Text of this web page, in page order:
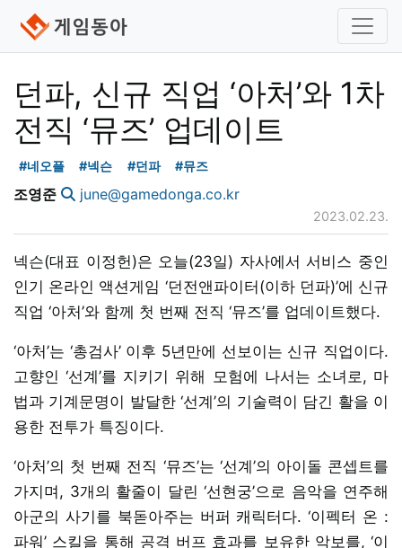
던파, 신규 직업 ‘아처’와 1차
전직 ‘뮤즈’ 업데이트
#네오플 #넥슨 #던파 #뮤즈
조영준 june@gamedonga.co.kr
2023.02.23.
넥슨(대표 이정헌)은 오늘(23일) 자사에서 서비스 중인
인기 온라인 액션게임 ‘던전앤파이터(이하 던파)’에 신규
직업 ‘아처’와 함께 첫 번째 전직 ‘뮤즈’를 업데이트했다.
‘아처’는 ‘총검사’ 이후 5년만에 선보이는 신규 직업이다.
고향인 ‘선계’를 지키기 위해 모험에 나서는 소녀로, 마
법과 기계문명이 발달한 ‘선계’의 기술력이 담긴 활을 이
용한 전투가 특징이다.
‘아처’의 첫 번째 전직 ‘뮤즈’는 ‘선계’의 아이돌 콘셉트를
가지며, 3개의 활줄이 달린 ‘선현궁’으로 음악을 연주해
아군의 사기를 북돋아주는 버퍼 캐릭터다. ‘이펙터 온 :
파워’ 스킬을 통해 공격 버프 효과를 보유한 악보를, ‘이